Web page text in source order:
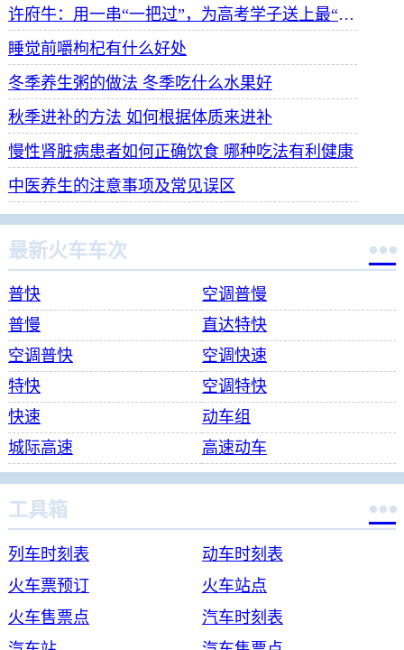
许府牛：用一串“一把过”，为高考学子送上最“牛”祝福
睡觉前嚼枸杞有什么好处
冬季养生粥的做法 冬季吃什么水果好
秋季进补的方法 如何根据体质来进补
慢性肾脏病患者如何正确饮食 哪种吃法有利健康
中医养生的注意事项及常见误区
最新火车车次 
普快
空调普慢
普慢
直达特快
空调普快
空调快速
特快
空调特快
快速
动车组
城际高速
高速动车
工具箱 
列车时刻表
动车时刻表
火车票预订
火车站点
火车售票点
汽车时刻表